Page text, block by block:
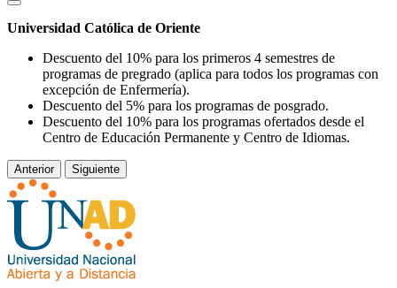
Universidad Católica de Oriente
Descuento del 10% para los primeros 4 semestres de
programas de pregrado (aplica para todos los programas con
excepción de Enfermería).
Descuento del 5% para los programas de posgrado.
Descuento del 10% para los programas ofertados desde el
Centro de Educación Permanente y Centro de Idiomas.
Anterior Siguiente